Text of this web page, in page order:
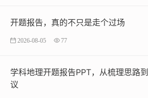
开题报告，真的不只是走个过场
2026-08-05 77
学科地理开题报告PPT，从梳理思路
议